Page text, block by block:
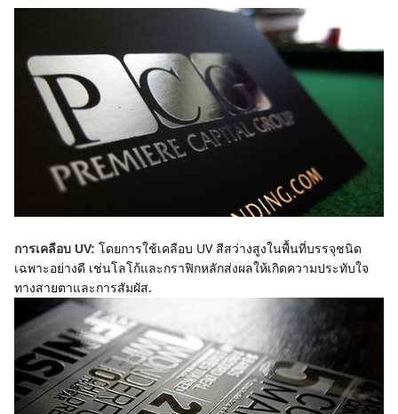
การเคลือบ UV: โดยการใช้เคลือบ UV สีสว่างสูงในพื้นที่บรรจุชนิด
เฉพาะอย่างดี เช่นโลโก้และกราฟิกหลักส่งผลให้เกิดความประทับใจ
ทางสายตาและการสัมผัส.